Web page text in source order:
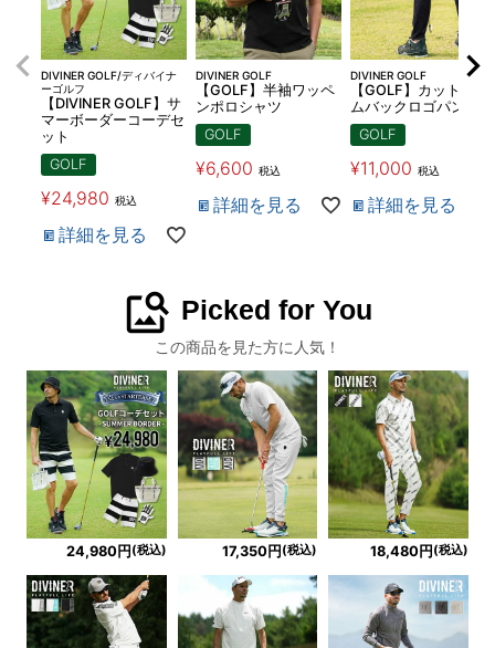
DIVINER GOLF/ディバイナ
ーゴルフ
【DIVINER GOLF】サ
マーボーダーコーデセ
ット
GOLF
¥24,980 税込
詳細を見る
DIVINER GOLF
【GOLF】半袖ワッペ
ンポロシャツ
GOLF
¥6,600 税込
詳細を見る
DIVINER GOLF
【GOLF】カットデニ
ムバックロゴパンツ
GOLF
¥11,000 税込
詳細を見る
image_search Picked for You
この商品を見た方に人気！
24,980円 (税込) 17,350円 (税込) 18,480円 (税込)